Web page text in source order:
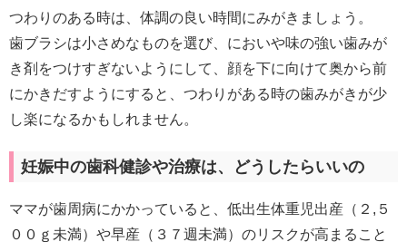
つわりのある時は、体調の良い時間にみがきましょう。
歯ブラシは小さめなものを選び、においや味の強い歯みが
き剤をつけすぎないようにして、顔を下に向けて奥から前
にかきだすようにすると、つわりがある時の歯みがきが少
し楽になるかもしれません。
妊娠中の歯科健診や治療は、どうしたらいいの
ママが歯周病にかかっていると、低出生体重児出産（２,５
００ｇ未満）や早産（３７週未満）のリスクが高まること